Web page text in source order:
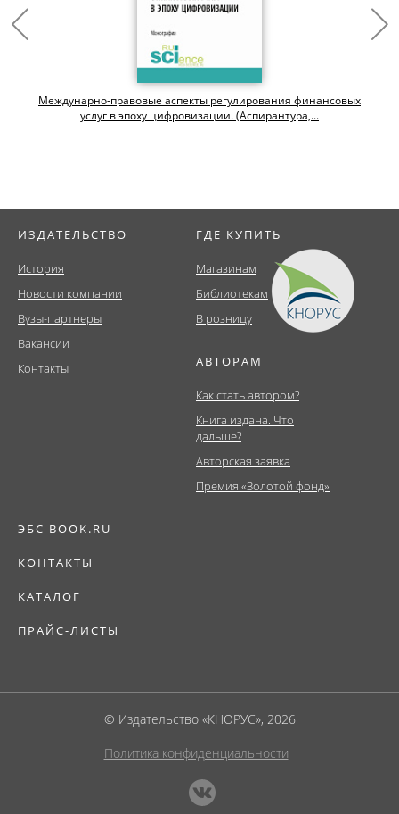
Междунарно-правовые аспекты регулирования финансовых
услуг в эпоху цифровизации. (Аспирантура,...
ИЗДАТЕЛЬСТВО
История
Новости компании
Вузы-партнеры
Вакансии
Контакты
ГДЕ КУПИТЬ
Магазинам
Библиотекам
В розницу
АВТОРАМ
Как стать автором?
Книга издана. Что
дальше?
Авторская заявка
Премия «Золотой фонд»
ЭБС BOOK.RU
КОНТАКТЫ
КАТАЛОГ
ПРАЙС-ЛИСТЫ
© Издательство «КНОРУС», 2026
Политика конфиденциальности